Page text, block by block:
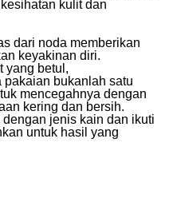
kulit dan
dari noda memberikan
keyakinan diri.
yang betul,
bukanlah satu
mencegahnya dengan
kering dan bersih.
jenis kain dan ikuti
untuk hasil yang